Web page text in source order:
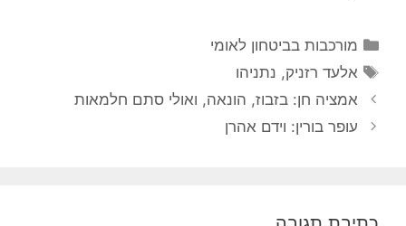
קטגוריות
מורכבות בביטחון לאומי
תגיות
אלעד רזניק, נתניהו
אמציה חן: בזבוז, הונאה, ואולי סתם חלמאות
עופר בורין: וידם אהרן